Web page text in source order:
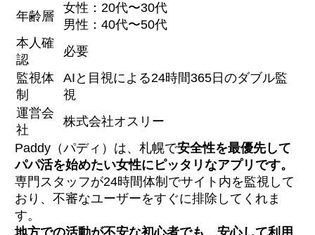
年齢層
女性：20代〜30代
男性：40代〜50代
本人確
認
必要
監視体
制
AIと目視による24時間365日のダブル監
視
運営会
社
株式会社オスリー
Paddy（パディ）は、札幌で安全性を最優先して
パパ活を始めたい女性にピッタリなアプリです。
専門スタッフが24時間体制でサイト内を監視して
おり、不審なユーザーをすぐに排除してくれま
す。